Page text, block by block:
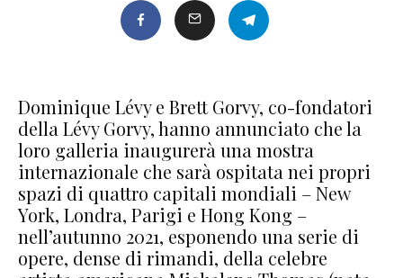
Dominique Lévy e Brett Gorvy, co-fondatori
della Lévy Gorvy, hanno annunciato che la
loro galleria inaugurerà una mostra
internazionale che sarà ospitata nei propri
spazi di quattro capitali mondiali – New
York, Londra, Parigi e Hong Kong –
nell’autunno 2021, esponendo una serie di
opere, dense di rimandi, della celebre